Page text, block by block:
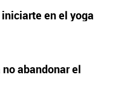
en el yoga
abandonar el